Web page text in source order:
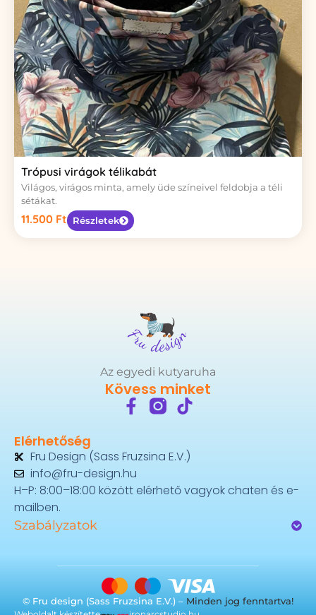
Trópusi virágok télikabát
Világos, virágos minta, amely üde színeivel feldobja a téli
sétákat.
11.500 Ft Részletek
Az egyedi kutyaruha
Kövess minket
Elérhetőség
Fru Design (Sass Fruzsina E.V.)
info@fru-design.hu
H–P: 8:00–18:00 között elérhető vagyok chaten és e-
mailben.
Szabályzatok
© Fru design (Sass Fruzsina E.V.) – Minden jog fenntartva!